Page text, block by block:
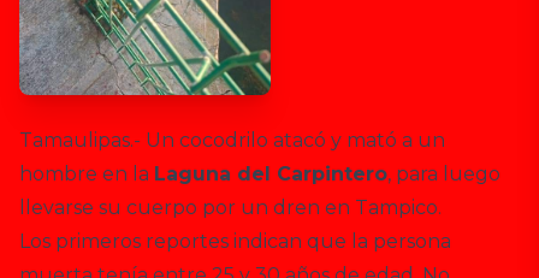
Tamaulipas.- Un cocodrilo atacó y mató a un
hombre en la Laguna del Carpintero, para luego
llevarse su cuerpo por un dren en Tampico.
Los primeros reportes indican que la persona